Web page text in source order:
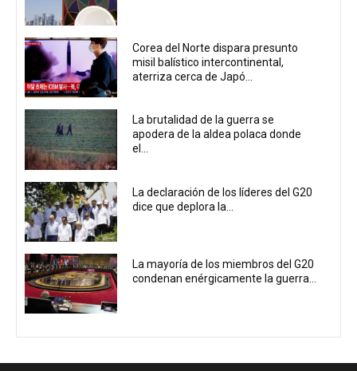
Corea del Norte dispara presunto
misil balístico intercontinental,
aterriza cerca de Japó...
La brutalidad de la guerra se
apodera de la aldea polaca donde
el...
La declaración de los líderes del G20
dice que deplora la...
La mayoría de los miembros del G20
condenan enérgicamente la guerra...